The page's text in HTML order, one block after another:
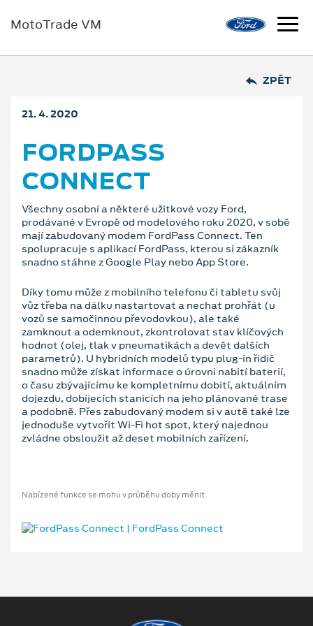
MotoTrade VM
ZPĚT
21. 4. 2020
FORDPASS
CONNECT
Všechny osobní a některé užitkové vozy Ford,
prodávané v Evropě od modelového roku 2020, v sobě
mají zabudovaný modem FordPass Connect. Ten
spolupracuje s aplikací FordPass, kterou si zákazník
snadno stáhne z Google Play nebo App Store.
Díky tomu může z mobilního telefonu či tabletu svůj
vůz třeba na dálku nastartovat a nechat prohřát (u
vozů se samočinnou převodovkou), ale také
zamknout a odemknout, zkontrolovat stav klíčových
hodnot (olej, tlak v pneumatikách a devět dalších
parametrů). U hybridních modelů typu plug-in řidič
snadno může získat informace o úrovni nabití baterií,
o času zbývajícímu ke kompletnímu dobití, aktuálním
dojezdu, dobíjecích stanicích na jeho plánované trase
a podobně. Přes zabudovaný modem si v autě také lze
jednoduše vytvořit Wi-Fi hot spot, který najednou
zvládne obsloužit až deset mobilních zařízení.
Nabízené funkce se mohu v průběhu doby měnit.